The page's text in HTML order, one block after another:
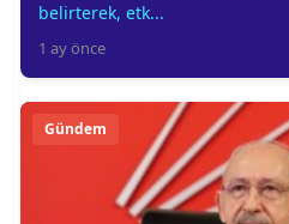
belirterek, etk...
1 ay önce
Gündem